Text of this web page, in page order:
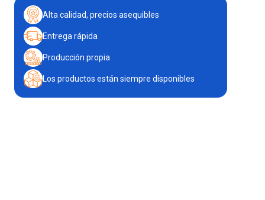
Alta calidad, precios asequibles
Entrega rápida
Producción propia
Los productos están siempre disponibles